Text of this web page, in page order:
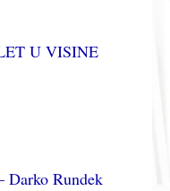
U VISINE
Darko Rundek